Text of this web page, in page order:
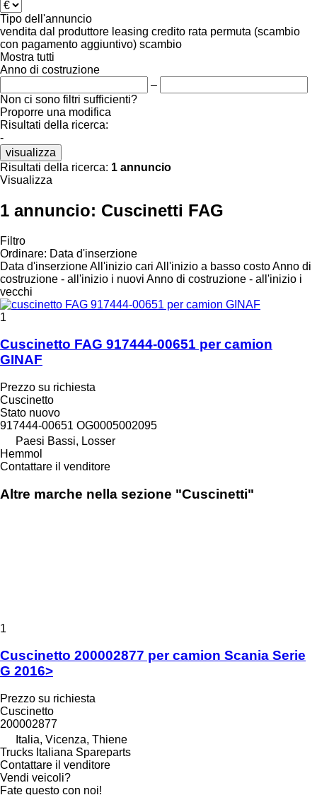
Tipo dell'annuncio
vendita dal produttore leasing credito rata permuta (scambio
con pagamento aggiuntivo) scambio
Mostra tutti
Anno di costruzione
–
Non ci sono filtri sufficienti?
Proporre una modifica
Risultati della ricerca:
-
visualizza
Risultati della ricerca: 1 annuncio
Visualizza
1 annuncio: Cuscinetti FAG
Filtro
Ordinare: Data d'inserzione
Data d'inserzioneAll'inizio cari All'inizio a basso costoAnno di
costruzione - all'inizio i nuovi Anno di costruzione - all'inizio i
vecchi
1
Cuscinetto FAG 917444-00651 per camion
GINAF
Prezzo su richiesta
Cuscinetto
Stato nuovo
917444-00651 OG0005002095
Paesi Bassi, Losser
Hemmol
Contattare il venditore
Altre marche nella sezione "Cuscinetti"
1
Cuscinetto 200002877 per camion Scania Serie
G 2016>
Prezzo su richiesta
Cuscinetto
200002877
Italia, Vicenza, Thiene
Trucks Italiana Spareparts
Contattare il venditore
Vendi veicoli?
Fate questo con noi!